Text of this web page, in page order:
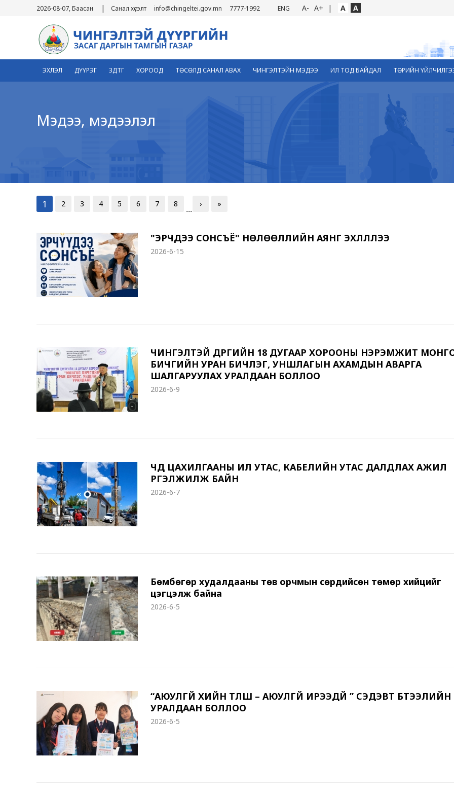
2026-08-07, Баасан | Санал хүсэлт info@chingeltei.gov.mn 7777-1992 ENG A- A+ | A A
ЭХЛЭЛ ДҮҮРЭГ ЗДТГ ХОРООД ТӨСӨЛД САНАЛ АВАХ ЧИНГЭЛТЭЙН МЭДЭЭ ИЛ ТОД БАЙДАЛ ТӨРИЙН
Мэдээ, мэдээлэл
1 2 3 4 5 6 7 8
...
› »
"ЭРЧҮҮДЭЭ СОНСЪЁ" НӨЛӨӨЛЛИЙН АЯНГ ЭХЛҮҮЛЛЭЭ
2026-6-15
ЧИНГЭЛТЭЙ ДҮҮРГИЙН 18 ДУГААР ХОРООНЫ НЭРЭМЖИТ
БИЧГИЙН УРАН БИЧЛЭГ, УНШЛАГЫН АХАМДЫН АВАРГА
ШАЛГАРУУЛАХ УРАЛДААН БОЛЛОО
2026-6-9
ЧД ЦАХИЛГААНЫ ИЛ УТАС, КАБЕЛИЙН УТАС ДАЛДЛАХ АЖИЛ
ҮРГЭЛЖИЛЖ БАЙН
2026-6-7
Бөмбөгөр худалдааны төв орчмын сөрдийсөн төмөр хийцийг
цэгцэлж байна
2026-6-5
“АЮУЛГҮЙ ХИЙН ТҮЛШ – АЮУЛГҮЙ ИРЭЭДҮЙ ” СЭДЭВТ БҮТЭЭЛИЙН
УРАЛДААН БОЛЛОО
2026-6-5